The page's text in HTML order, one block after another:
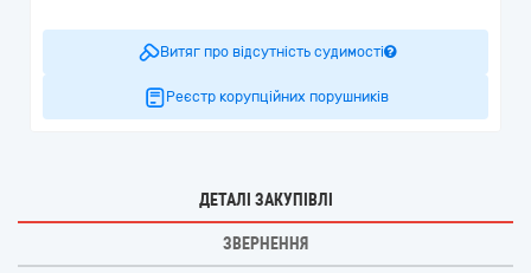
Витяг про відсутність судимості
Реєстр корупційних порушників
ДЕТАЛІ ЗАКУПІВЛІ
ЗВЕРНЕННЯ